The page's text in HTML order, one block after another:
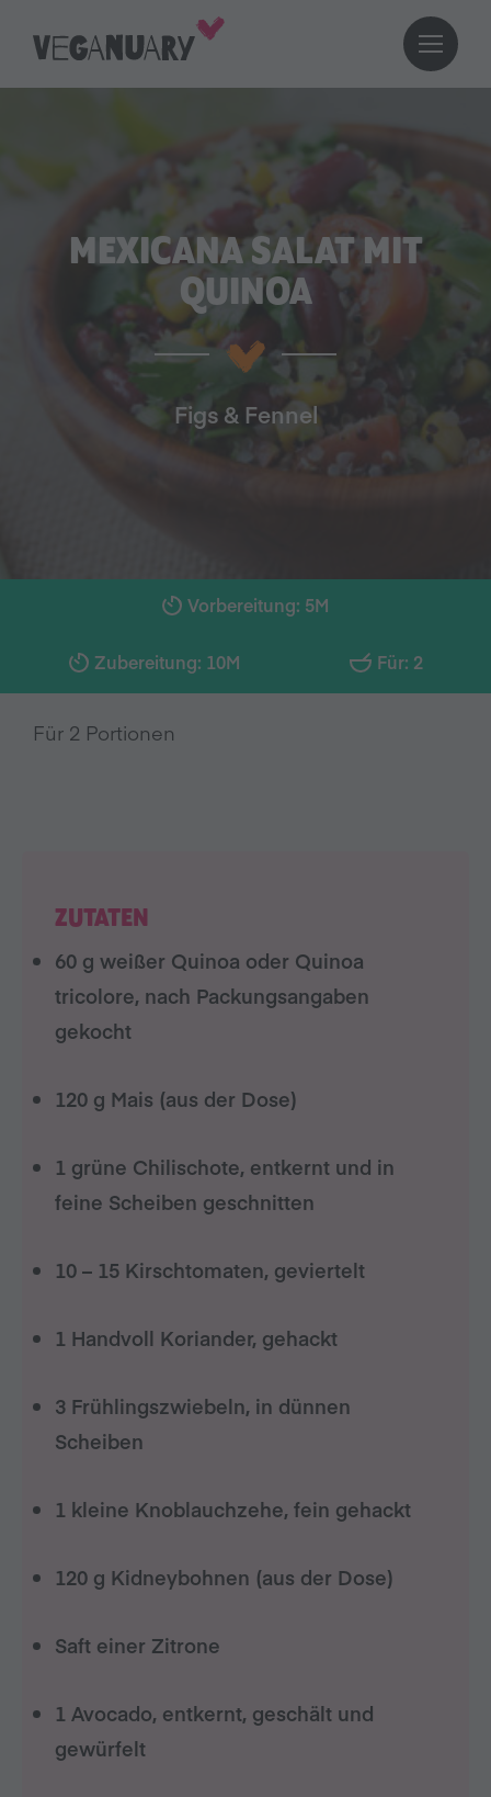
MEXICANA SALAT MIT
QUINOA
Figs & Fennel
Vorbereitung: 5M
Zubereitung: 10M Für: 2
Für 2 Portionen
ZUTATEN
60 g weißer Quinoa oder Quinoa
tricolore, nach Packungsangaben
gekocht
120 g Mais (aus der Dose)
1 grüne Chilischote, entkernt und in
feine Scheiben geschnitten
10 – 15 Kirschtomaten, geviertelt
1 Handvoll Koriander, gehackt
3 Frühlingszwiebeln, in dünnen
Scheiben
1 kleine Knoblauchzehe, fein gehackt
120 g Kidneybohnen (aus der Dose)
Saft einer Zitrone
1 Avocado, entkernt, geschält und
gewürfelt